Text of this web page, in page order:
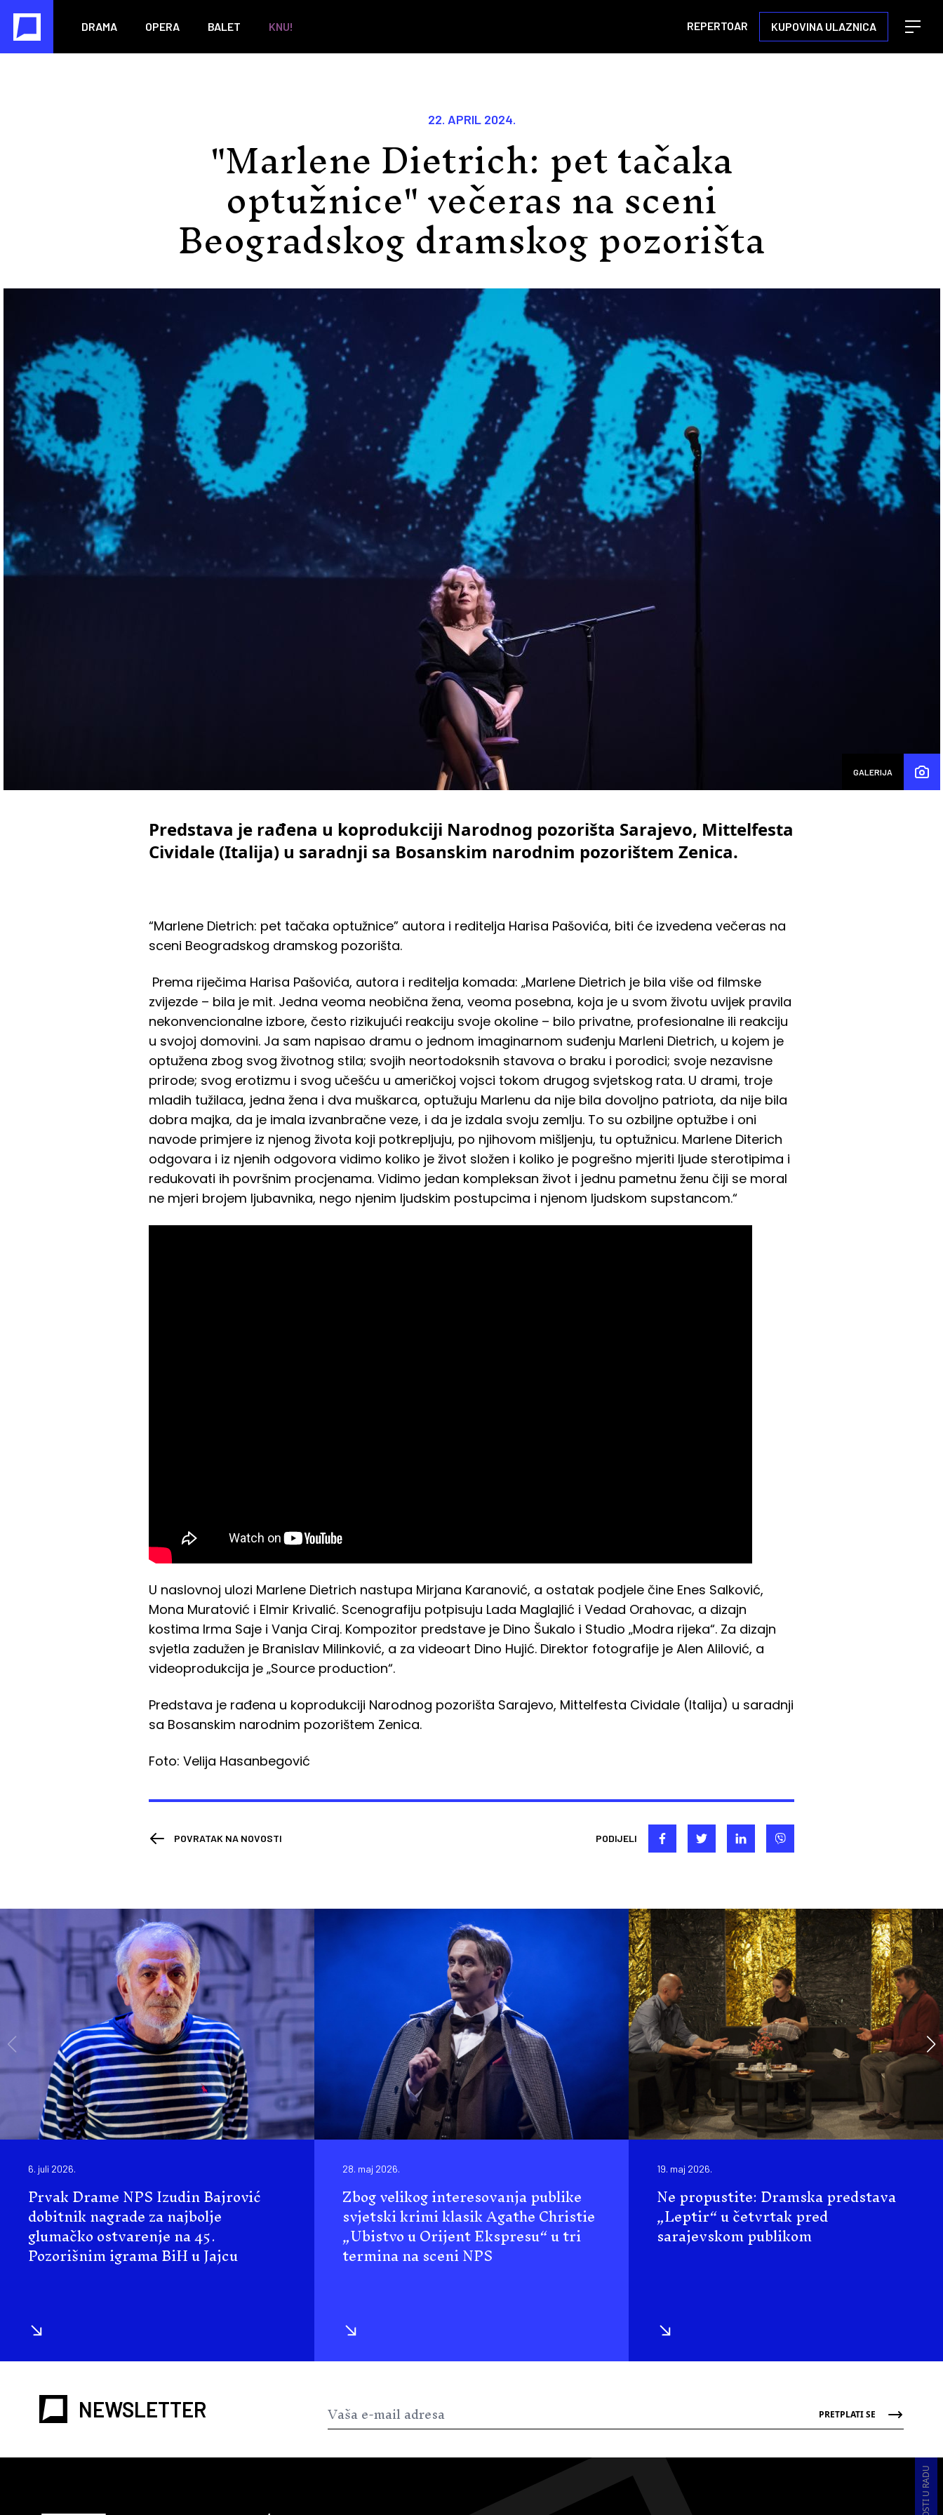
DRAMA OPERA BALET KNU! REPERTOAR KUPOVINA ULAZNICA
Open
22. APRIL 2024.
"Marlene Dietrich: pet tačaka
optužnice" večeras na sceni
Beogradskog dramskog pozorišta
GALERIJA
Predstava je rađena u koprodukciji Narodnog pozorišta Sarajevo, Mittelfesta
Cividale (Italija) u saradnji sa Bosanskim narodnim pozorištem Zenica.
“Marlene Dietrich: pet tačaka optužnice” autora i reditelja Harisa Pašovića, biti će izvedena večeras na
sceni Beogradskog dramskog pozorišta.
Prema riječima Harisa Pašovića, autora i reditelja komada: „Marlene Dietrich je bila više od filmske
zvijezde – bila je mit. Jedna veoma neobična žena, veoma posebna, koja je u svom životu uvijek pravila
nekonvencionalne izbore, često rizikujući reakciju svoje okoline – bilo privatne, profesionalne ili reakciju
u svojoj domovini. Ja sam napisao dramu o jednom imaginarnom suđenju Marleni Dietrich, u kojem je
optužena zbog svog životnog stila; svojih neortodoksnih stavova o braku i porodici; svoje nezavisne
prirode; svog erotizmu i svog učešću u američkoj vojsci tokom drugog svjetskog rata. U drami, troje
mladih tužilaca, jedna žena i dva muškarca, optužuju Marlenu da nije bila dovoljno patriota, da nije bila
dobra majka, da je imala izvanbračne veze, i da je izdala svoju zemlju. To su ozbiljne optužbe i oni
navode primjere iz njenog života koji potkrepljuju, po njihovom mišljenju, tu optužnicu. Marlene Diterich
odgovara i iz njenih odgovora vidimo koliko je život složen i koliko je pogrešno mjeriti ljude sterotipima i
redukovati ih površnim procjenama. Vidimo jedan kompleksan život i jednu pametnu ženu čiji se moral
ne mjeri brojem ljubavnika, nego njenim ljudskim postupcima i njenom ljudskom supstancom.“
U naslovnoj ulozi Marlene Dietrich nastupa Mirjana Karanović, a ostatak podjele čine Enes Salković,
Mona Muratović i Elmir Krivalić. Scenografiju potpisuju Lada Maglajlić i Vedad Orahovac, a dizajn
kostima Irma Saje i Vanja Ciraj. Kompozitor predstave je Dino Šukalo i Studio „Modra rijeka“. Za dizajn
svjetla zadužen je Branislav Milinković, a za videoart Dino Hujić. Direktor fotografije je Alen Alilović, a
videoprodukcija je „Source production“.
Predstava je rađena u koprodukciji Narodnog pozorišta Sarajevo, Mittelfesta Cividale (Italija) u saradnji
sa Bosanskim narodnim pozorištem Zenica.
Foto: Velija Hasanbegović
POVRATAK NA NOVOSTI PODIJELI
6. juli 2026.
Prvak Drame NPS Izudin Bajrović
dobitnik nagrade za najbolje
glumačko ostvarenje na 45.
Pozorišnim igrama BiH u Jajcu
28. maj 2026.
Zbog velikog interesovanja publike
svjetski krimi klasik Agathe Christie
„Ubistvo u Orijent Ekspresu“ u tri
termina na sceni NPS
19. maj 2026.
Ne propustite: Dramska predstava
„Leptir“ u četvrtak pred
sarajevskom publikom
NEWSLETTER PRETPLATI SE